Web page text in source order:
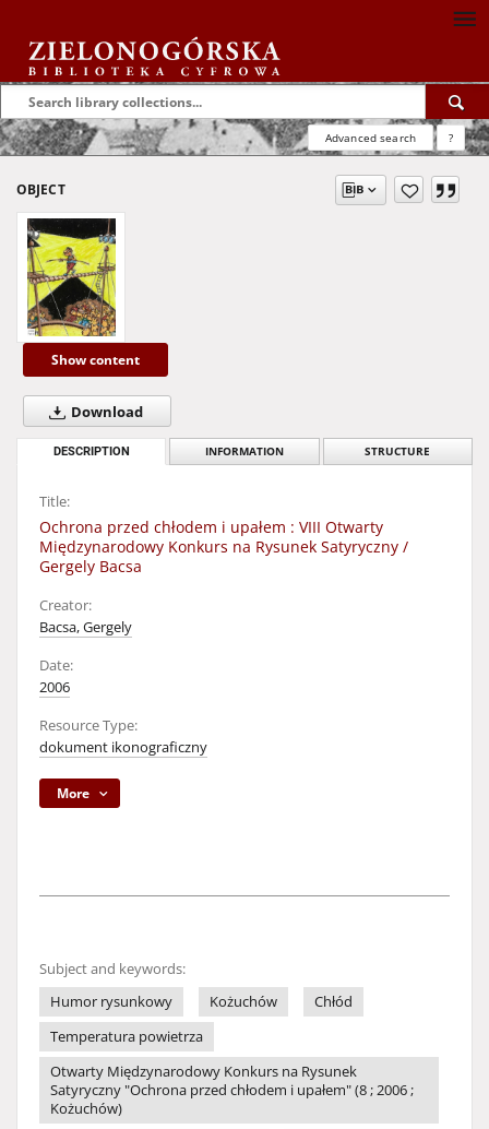
Advanced search ?
OBJECT
Show content
Download
DESCRIPTION INFORMATION STRUCTURE
Title:
Ochrona przed chłodem i upałem : VIII Otwarty
Międzynarodowy Konkurs na Rysunek Satyryczny /
Gergely Bacsa
Creator:
Bacsa, Gergely
Date:
2006
Resource Type:
dokument ikonograficzny
More
Subject and keywords:
Humor rysunkowy
Kożuchów
Chłód
Temperatura powietrza
Otwarty Międzynarodowy Konkurs na Rysunek
Satyryczny "Ochrona przed chłodem i upałem" (8 ; 2006 ;
Kożuchów)